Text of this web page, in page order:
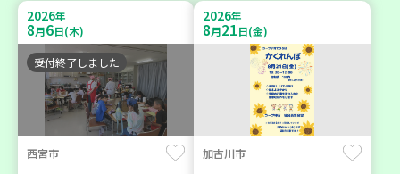
2026年
8月6日(木)
受付終了しました
西宮市
2026年
8月21日(金)
加古川市